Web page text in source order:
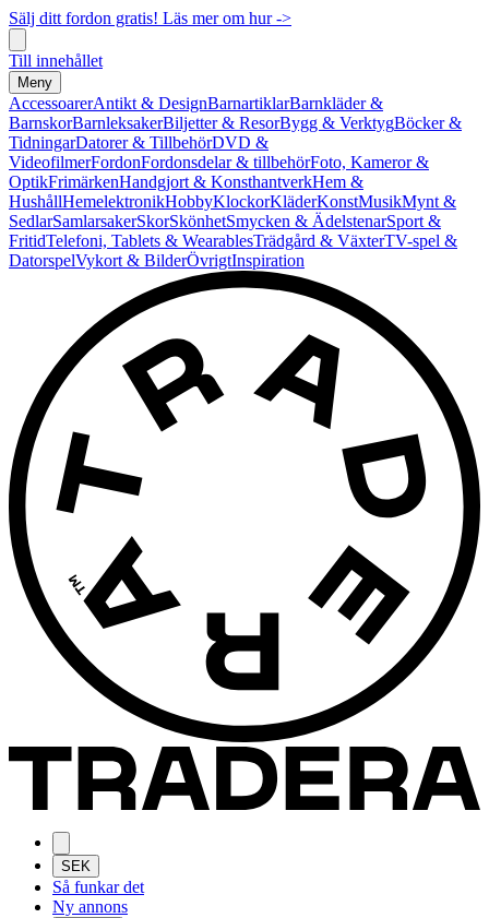
Sälj ditt fordon gratis! Läs mer om hur ->
Till innehållet
Meny
AccessoarerAntikt & DesignBarnartiklarBarnkläder &
BarnskorBarnleksakerBiljetter & ResorBygg & VerktygBöcker &
TidningarDatorer & TillbehörDVD &
VideofilmerFordonFordonsdelar & tillbehörFoto, Kameror &
OptikFrimärkenHandgjort & KonsthantverkHem &
HushållHemelektronikHobbyKlockorKläderKonstMusikMynt &
SedlarSamlarsakerSkorSkönhetSmycken & ÄdelstenarSport &
FritidTelefoni, Tablets & WearablesTrädgård & VäxterTV-spel &
DatorspelVykort & BilderÖvrigtInspiration
SEK
Så funkar det
Ny annons